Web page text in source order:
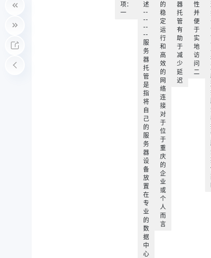
项：
一
述
--
--
--
--
服
务
器
托
管
是
指
将
自
己
的
服
务
器
设
备
放
置
在
专
业
的
数
据
中
心
的
稳
定
运
行
和
高
效
的
网
络
连
接
对
于
位
于
重
庆
的
企
业
或
个
人
而
言
器
托
管
有
助
于
减
少
延
迟
性
并
便
于
实
地
访
问
二